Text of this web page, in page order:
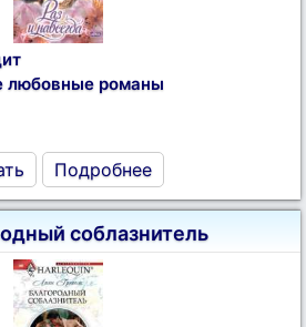
любовные романы
Подробнее
соблазнитель